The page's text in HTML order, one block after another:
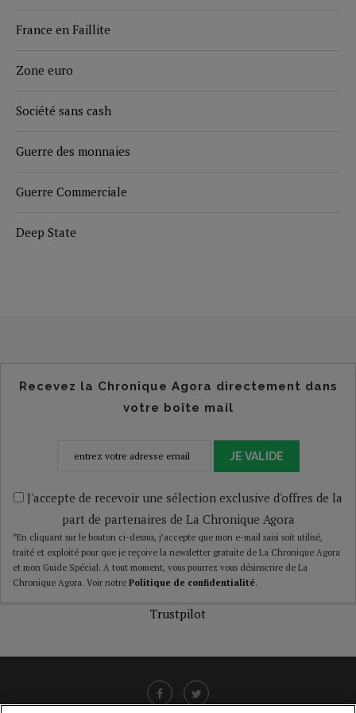
France en Faillite
Zone euro
Société sans cash
Guerre des monnaies
Guerre Commerciale
Deep State
Recevez la Chronique Agora directement dans
votre boîte mail
JE VALIDE
J'accepte de recevoir une sélection exclusive d'offres de la
part de partenaires de La Chronique Agora
*En cliquant sur le bouton ci-dessus, j’accepte que mon e-mail saisi soit utilisé,
traité et exploité pour que je reçoive la newsletter gratuite de La Chronique Agora
et mon Guide Spécial. A tout moment, vous pourrez vous désinscrire de La
Chronique Agora. Voir notre Politique de confidentialité.
Trustpilot